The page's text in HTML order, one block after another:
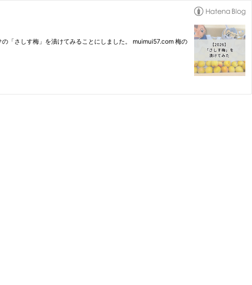
「さしす梅」を漬けてみることにしました。 muimui57.com 梅の